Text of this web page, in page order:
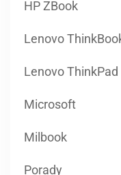
Lenovo ThinkPad
Microsoft
Milbook
Porady
Pozostały sprzęt